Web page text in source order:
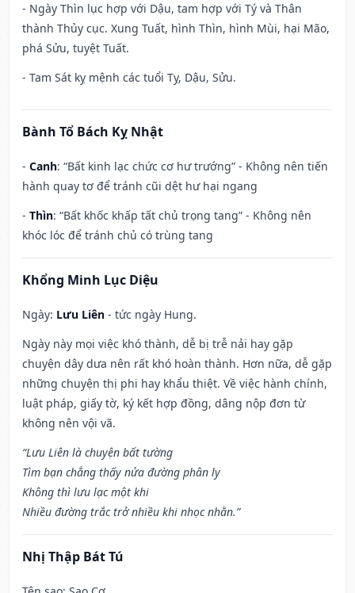
- Ngày Thìn lục hợp với Dậu, tam hợp với Tý và Thân
thành Thủy cục. Xung Tuất, hình Thìn, hình Mùi, hại Mão,
phá Sửu, tuyệt Tuất.
- Tam Sát kỵ mệnh các tuổi Tỵ, Dậu, Sửu.
Bành Tổ Bách Kỵ Nhật
- Canh: “Bất kinh lạc chức cơ hư trướng” - Không nên tiến
hành quay tơ để tránh cũi dệt hư hại ngang
- Thìn: “Bất khốc khấp tất chủ trọng tang” - Không nên
khóc lóc để tránh chủ có trùng tang
Khổng Minh Lục Diệu
Ngày: Lưu Liên - tức ngày Hung.
Ngày này mọi việc khó thành, dễ bị trễ nải hay gặp
chuyện dây dưa nên rất khó hoàn thành. Hơn nữa, dễ gặp
những chuyện thị phi hay khẩu thiệt. Về việc hành chính,
luật pháp, giấy tờ, ký kết hợp đồng, dâng nộp đơn từ
không nên vội vã.
“Lưu Liên là chuyện bất tường
Tìm bạn chẳng thấy nửa đường phân ly
Không thì lưu lạc một khi
Nhiều đường trắc trở nhiều khi nhọc nhằn.”
Nhị Thập Bát Tú